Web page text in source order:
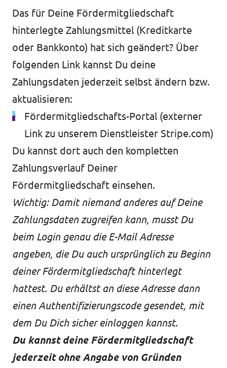
Das für Deine Fördermitgliedschaft
hinterlegte Zahlungsmittel (Kreditkarte
oder Bankkonto) hat sich geändert? Über
folgenden Link kannst Du deine
Zahlungsdaten jederzeit selbst ändern bzw.
aktualisieren:
Fördermitgliedschafts-Portal (externer
Link zu unserem Dienstleister Stripe.com)
Du kannst dort auch den kompletten
Zahlungsverlauf Deiner
Fördermitgliedschaft einsehen.
Wichtig: Damit niemand anderes auf Deine
Zahlungsdaten zugreifen kann, musst Du
beim Login genau die E-Mail Adresse
angeben, die Du auch ursprünglich zu Beginn
deiner Fördermitgliedschaft hinterlegt
hattest. Du erhältst an diese Adresse dann
einen Authentifizierungscode gesendet, mit
dem Du Dich sicher einloggen kannst.
Du kannst deine Fördermitgliedschaft
jederzeit ohne Angabe von Gründen